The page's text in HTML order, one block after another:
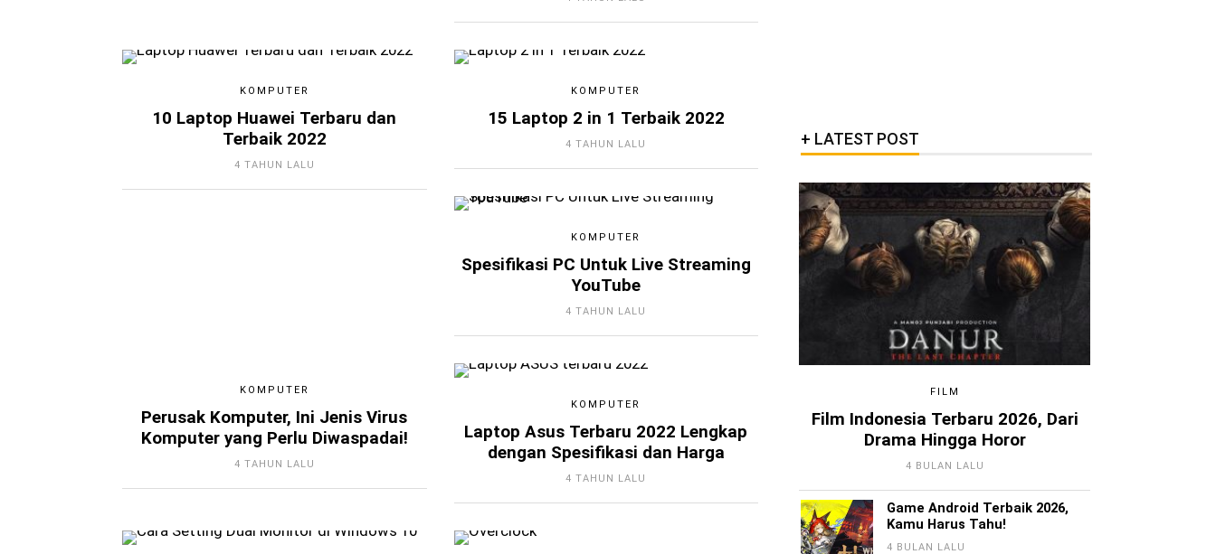
KOMPUTER
10 Laptop Huawei Terbaru dan
Terbaik 2022
4 TAHUN LALU
KOMPUTER
15 Laptop 2 in 1 Terbaik 2022
4 TAHUN LALU
KOMPUTER
Spesifikasi PC Untuk Live Streaming
YouTube
4 TAHUN LALU
KOMPUTER
Perusak Komputer, Ini Jenis Virus
Komputer yang Perlu Diwaspadai!
4 TAHUN LALU
KOMPUTER
Laptop Asus Terbaru 2022 Lengkap
dengan Spesifikasi dan Harga
4 TAHUN LALU
LATEST POST
FILM
Film Indonesia Terbaru 2026, Dari
Drama Hingga Horor
4 BULAN LALU
Game Android Terbaik 2026,
Kamu Harus Tahu!
4 BULAN LALU